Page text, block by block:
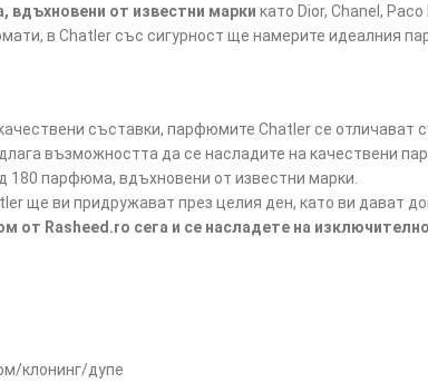
вдъхновени от известни марки като Dior, Chanel,
в Chatler със сигурност ще намерите идеалния
съставки, парфюмите Chatler се отличават
възможността да се насладите на качествени
180 парфюма, вдъхновени от известни марки.
ще ви придружават през целия ден, като ви дават
от Rasheed.ro сега и се насладете на
клонинг/дупе